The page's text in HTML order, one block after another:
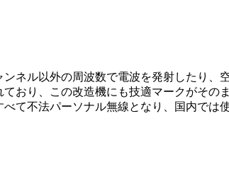
ル以外の周波数で電波を発射したり、
おり、この改造機にも技適マークがその
て不法パーソナル無線となり、国内では